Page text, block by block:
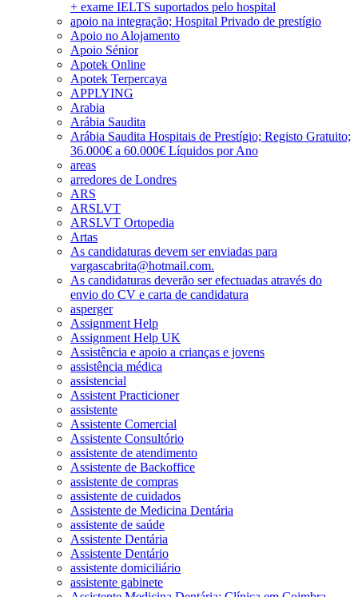
+ exame IELTS suportados pelo hospital
apoio na integração; Hospital Privado de prestígio
Apoio no Alojamento
Apoio Sénior
Apotek Online
Apotek Terpercaya
APPLYING
Arabia
Arábia Saudita
Arábia Saudita Hospitais de Prestígio; Registo Gratuito;
36.000€ a 60.000€ Líquidos por Ano
areas
arredores de Londres
ARS
ARSLVT
ARSLVT Ortopedia
Artas
As candidaturas devem ser enviadas para
vargascabrita@hotmail.com.
As candidaturas deverão ser efectuadas através do
envio do CV e carta de candidatura
asperger
Assignment Help
Assignment Help UK
Assistência e apoio a crianças e jovens
assistência médica
assistencial
Assistent Practicioner
assistente
Assistente Comercial
Assistente Consultório
assistente de atendimento
Assistente de Backoffice
assistente de compras
assistente de cuidados
Assistente de Medicina Dentária
assistente de saúde
Assistente Dentária
Assistente Dentário
assistente domiciliário
assistente gabinete